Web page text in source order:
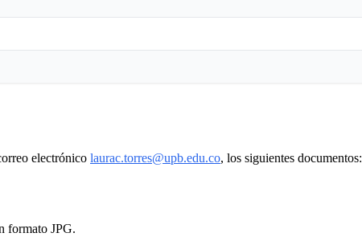
electrónico laurac.torres@upb.edu.co, los siguientes documentos:
formato JPG.